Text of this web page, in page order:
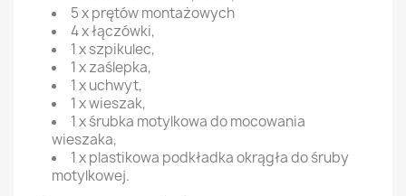
5 x prętów montażowych
4 x łączówki,
1 x szpikulec,
1 x zaślepka,
1 x uchwyt,
1 x wieszak,
1 x śrubka motylkowa do mocowania
wieszaka,
1 x plastikowa podkładka okrągła do śruby
motylkowej.